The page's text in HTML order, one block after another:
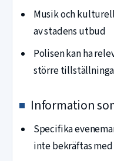
Musik och
av stadens utbud
Polisen kan ha
större
Information
Specifika
inte bekräftas